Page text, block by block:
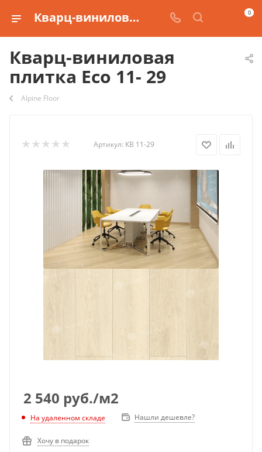
Кварц-виниловая плитка Eco 11- 29 купить 0
Кварц-виниловая
плитка Eco 11- 29
Alpine Floor
Артикул: КВ 11-29
2 540 руб./м2
На удаленном складе Нашли дешевле?
Хочу в подарок